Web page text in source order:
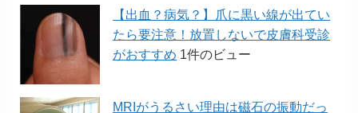
【出血？病気？】爪に黒い線が出てい
たら要注意！放置しないで皮膚科受診
がおすすめ 1件のビュー
MRIがうるさい理由は磁石の振動だっ